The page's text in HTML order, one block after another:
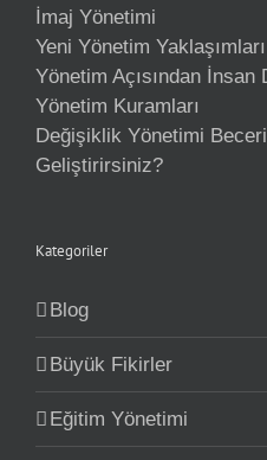
İmaj Yönetimi
Yeni Yönetim Yaklaşımları
Yönetim Açısından İnsan
Yönetim Kuramları
Değişiklik Yönetimi
Geliştirirsiniz?
Kategoriler
Blog
Büyük Fikirler
Eğitim Yönetimi